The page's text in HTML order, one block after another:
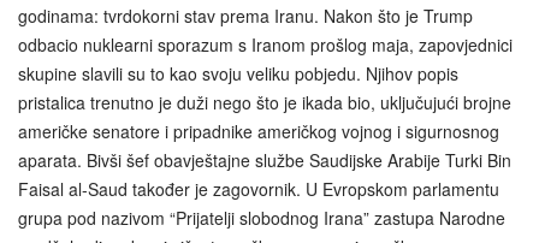
godinama: tvrdokorni stav prema Iranu. Nakon što je Trump
odbacio nuklearni sporazum s Iranom prošlog maja, zapovjednici
skupine slavili su to kao svoju veliku pobjedu. Njihov popis
pristalica trenutno je duži nego što je ikada bio, uključujući brojne
američke senatore i pripadnike američkog vojnog i sigurnosnog
aparata. Bivši šef obavještajne službe Saudijske Arabije Turki Bin
Faisal al-Saud također je zagovornik. U Evropskom parlamentu
grupa pod nazivom “Prijatelji slobodnog Irana” zastupa Narodne